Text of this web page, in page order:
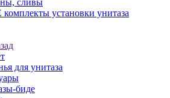
сливы
комплекты установки унитаза
для унитаза
биде